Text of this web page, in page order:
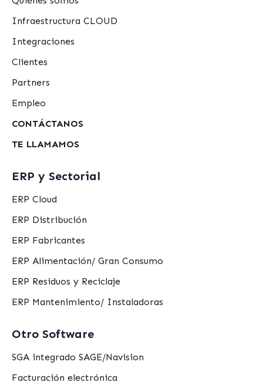
Infraestructura CLOUD
Integraciones
Clientes
Partners
Empleo
CONTÁCTANOS
TE LLAMAMOS
ERP y Sectorial
ERP Cloud
ERP Distribución
ERP Fabricantes
ERP Alimentación/ Gran Consumo
ERP Residuos y Reciclaje
ERP Mantenimiento/ Instaladoras
Otro Software
SGA integrado SAGE/Navision
Facturación electrónica